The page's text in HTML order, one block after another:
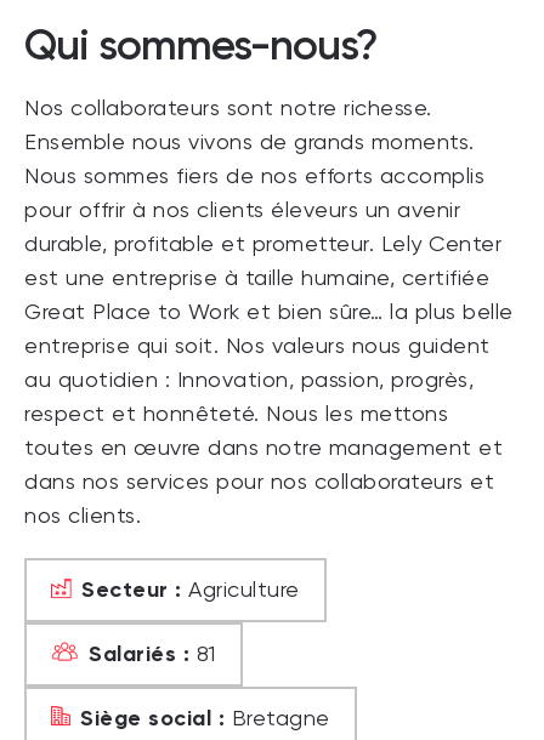
Qui sommes-nous?
Nos collaborateurs sont notre richesse.
Ensemble nous vivons de grands moments.
Nous sommes fiers de nos efforts accomplis
pour offrir à nos clients éleveurs un avenir
durable, profitable et prometteur. Lely Center
est une entreprise à taille humaine, certifiée
Great Place to Work et bien sûre… la plus belle
entreprise qui soit. Nos valeurs nous guident
au quotidien : Innovation, passion, progrès,
respect et honnêteté. Nous les mettons
toutes en œuvre dans notre management et
dans nos services pour nos collaborateurs et
nos clients.
Secteur : Agriculture
Salariés : 81
Siège social : Bretagne